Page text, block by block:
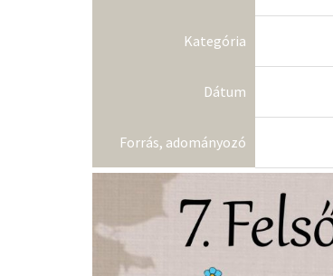
Kategória
Dátum
Forrás, adományozó